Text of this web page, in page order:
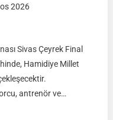
2026
Sivas Çeyrek Final
Hamidiye Millet
antrenör ve…